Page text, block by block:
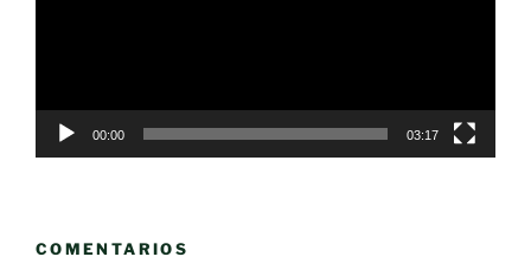
00:00 03:17
COMENTARIOS